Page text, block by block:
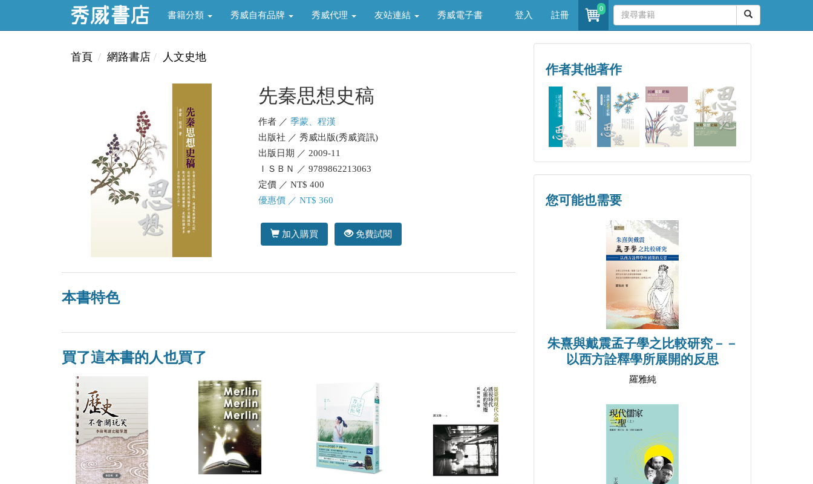
書籍分類 秀威自有品牌 秀威代理 友站連結 秀威電子書 登入 註冊
0
首頁 網路書店 人文史地
先秦思想史稿
作者 ／ 季蒙、程漢
出版社 ／ 秀威出版(秀威資訊)
出版日期 ／ 2009-11
ＩＳＢＮ ／ 9789862213063
定價 ／ NT$ 400
優惠價 ／ NT$ 360
加入購買 免費試閱
本書特色
買了這本書的人也買了
作者其他著作
您可能也需要
朱熹與戴震孟子學之比較研究－－
以西方詮釋學所展開的反思
羅雅純